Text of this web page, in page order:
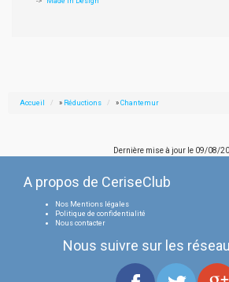
Accueil » Réductions » Chantemur
Dernière mise à jour le 09/08/
A propos de CeriseClub
Nos Mentions légales
Politique de confidentialité
Nous contacter
Nous suivre sur les